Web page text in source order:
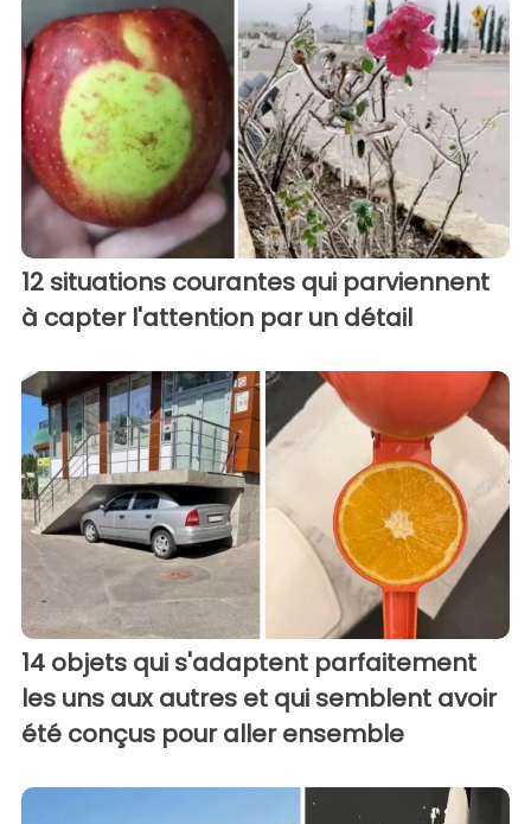
12 situations courantes qui parviennent
à capter l'attention par un détail
14 objets qui s'adaptent parfaitement
les uns aux autres et qui semblent avoir
été conçus pour aller ensemble